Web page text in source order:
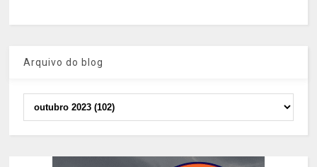
Arquivo do blog